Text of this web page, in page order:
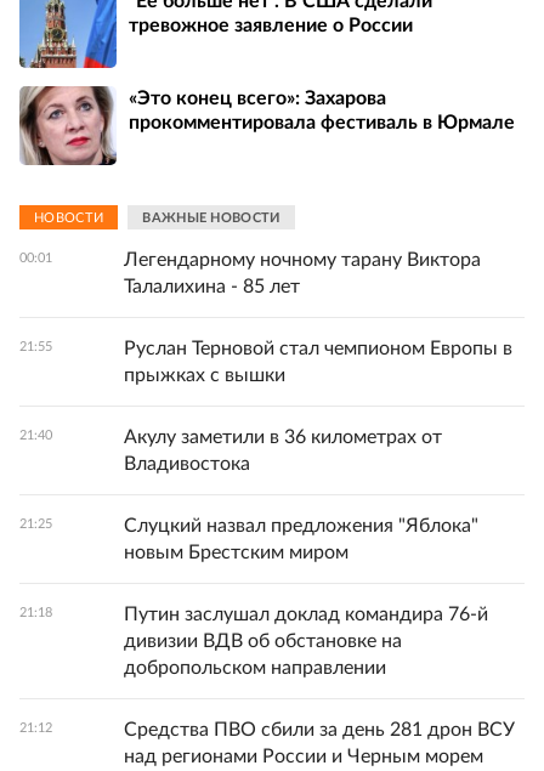
тревожное заявление о России
«Это конец всего»: Захарова
прокомментировала фестиваль в Юрмале
НОВОСТИ ВАЖНЫЕ НОВОСТИ
00:01
Легендарному ночному тарану Виктора
Талалихина - 85 лет
21:55
Руслан Терновой стал чемпионом Европы в
прыжках с вышки
21:40
Акулу заметили в 36 километрах от
Владивостока
21:25
Слуцкий назвал предложения "Яблока"
новым Брестским миром
21:18
Путин заслушал доклад командира 76-й
дивизии ВДВ об обстановке на
добропольском направлении
21:12
Средства ПВО сбили за день 281 дрон ВСУ
над регионами России и Черным морем